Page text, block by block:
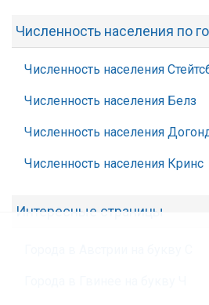
Численность населения по
Численность населения
Численность населения Белз
Численность населения
Численность населения Кринс
Интересные страницы